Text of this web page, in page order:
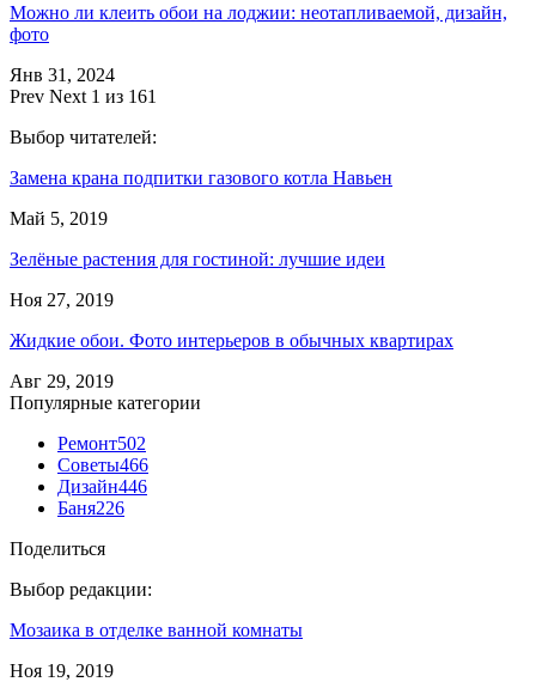
Можно ли клеить обои на лоджии: неотапливаемой, дизайн,
фото
Янв 31, 2024
Prev Next 1 из 161
Выбор читателей:
Замена крана подпитки газового котла Навьен
Май 5, 2019
Зелёные растения для гостиной: лучшие идеи
Ноя 27, 2019
Жидкие обои. Фото интерьеров в обычных квартирах
Авг 29, 2019
Популярные категории
Ремонт502
Советы466
Дизайн446
Баня226
Поделиться
Выбор редакции:
Мозаика в отделке ванной комнаты
Ноя 19, 2019